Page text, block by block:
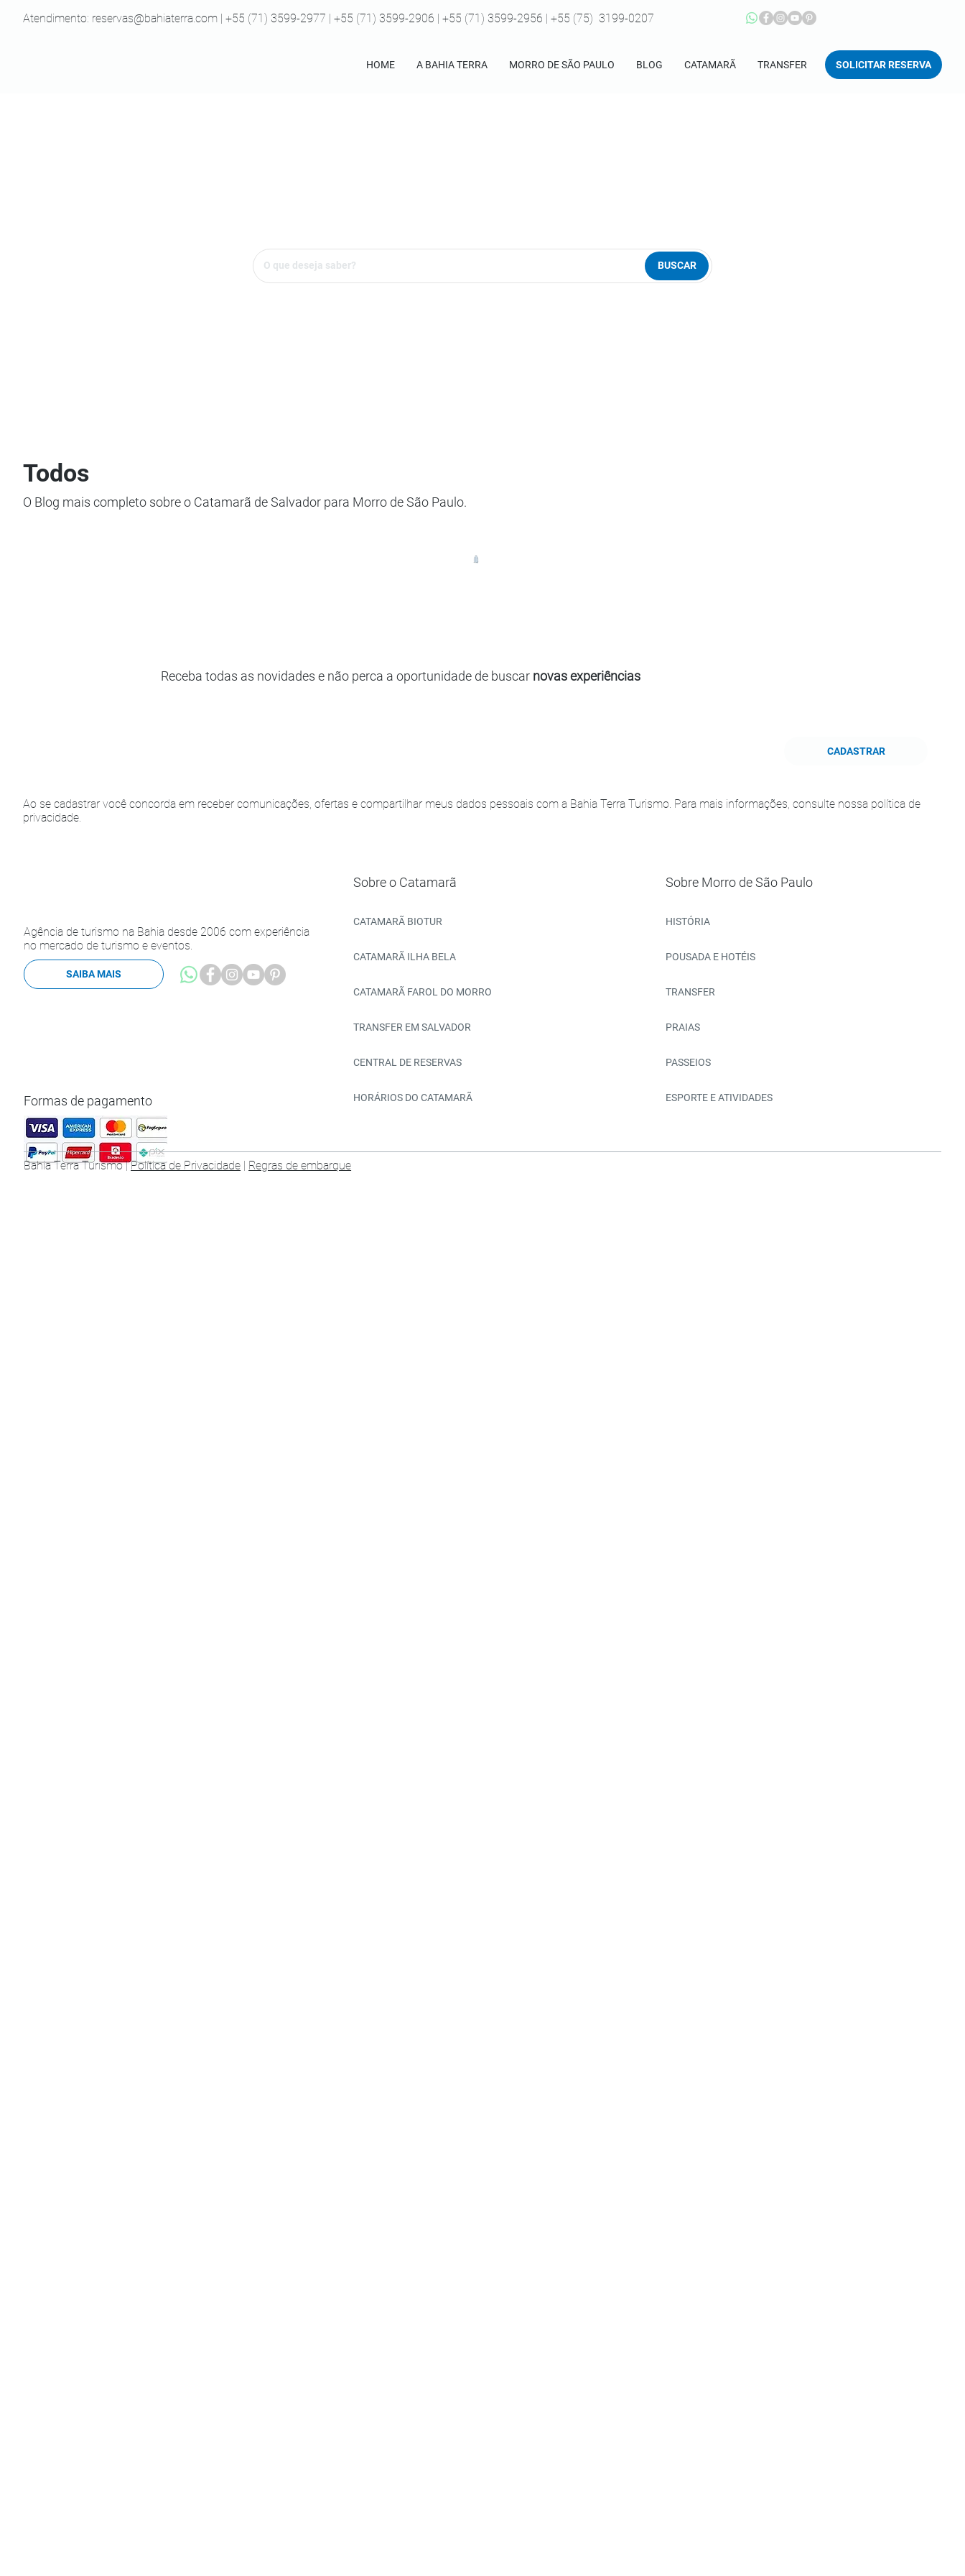
HOME A BAHIA TERRA MORRO DE SÃO PAULO BLOG CATAMARÃ TRANSFER SOLICITAR RESERVA
Atendimento: reservas@bahiaterra.com | +55 (71) 3599-2977 | +55 (71) 3599-2906 | +55 (71) 3599-2956 | +55 (75) 3199-0207
BUSCAR
Todos
O Blog mais completo sobre o Catamarã de Salvador para Morro de São Paulo.
Agência de turismo na Bahia desde 2006 com experiência
no mercado de turismo e eventos.
SAIBA MAIS
Formas de pagamento
Sobre Morro de São Paulo
HISTÓRIA
POUSADA E HOTÉIS
TRANSFER
PRAIAS
PASSEIOS
ESPORTE E ATIVIDADES
Sobre o Catamarã
CATAMARÃ BIOTUR
CATAMARÃ ILHA BELA
CATAMARÃ FAROL DO MORRO
TRANSFER EM SALVADOR
CENTRAL DE RESERVAS
HORÁRIOS DO CATAMARÃ
Bahia Terra Turismo |Política de Privacidade | Regras de embarque
Receba todas as novidades e não perca a oportunidade de buscar novas experiências
CADASTRAR
Ao se cadastrar você concorda em receber comunicações, ofertas e compartilhar meus dados pessoais com a Bahia Terra Turismo. Para mais informações, consulte nossa política de
privacidade.